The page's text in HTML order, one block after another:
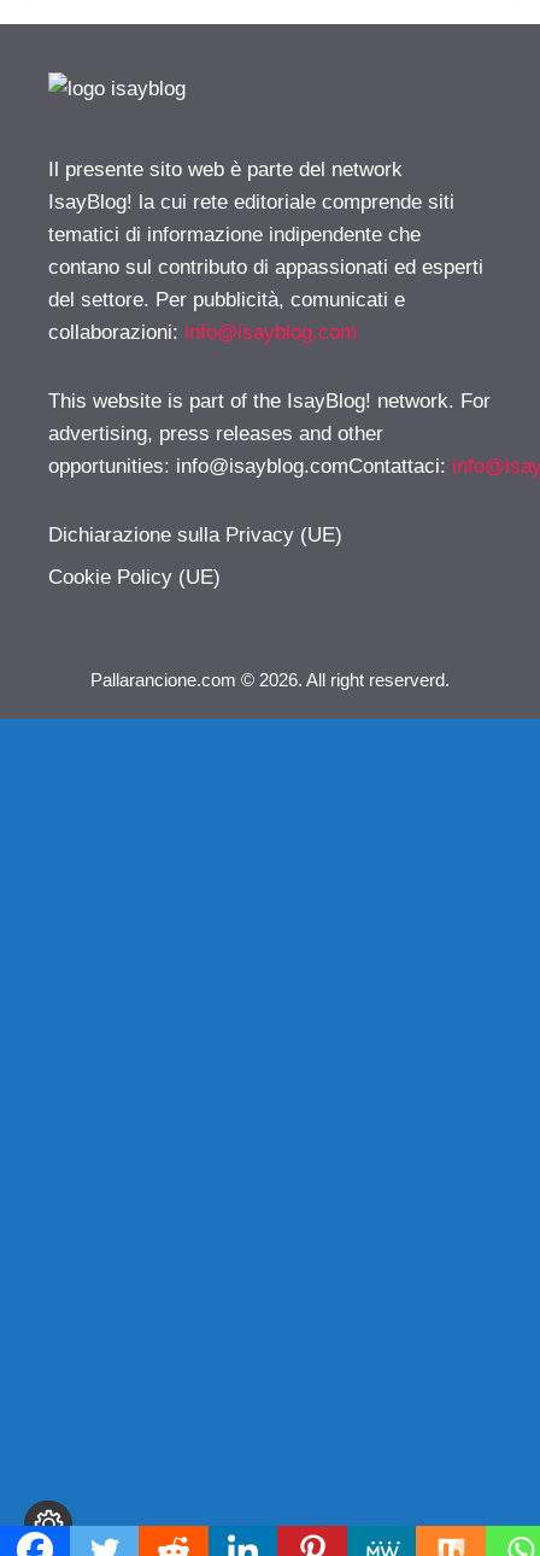
Il presente sito web è parte del network
IsayBlog! la cui rete editoriale comprende siti
tematici di informazione indipendente che
contano sul contributo di appassionati ed esperti
del settore. Per pubblicità, comunicati e
collaborazioni: info@isayblog.com
This website is part of the IsayBlog! network. For
advertising, press releases and other
opportunities: info@isayblog.comContattaci:
Dichiarazione sulla Privacy (UE)
Cookie Policy (UE)
Pallarancione.com © 2026. All right reserverd.